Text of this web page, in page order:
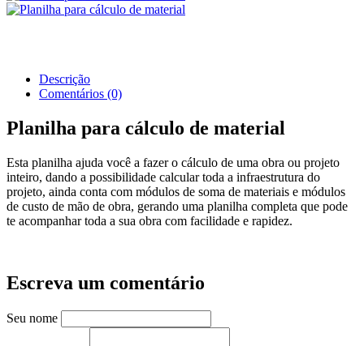
Descrição
Comentários (0)
Planilha para cálculo de material
Esta planilha ajuda você a fazer o cálculo de uma obra ou projeto
inteiro, dando a possibilidade calcular toda a infraestrutura do
projeto, ainda conta com módulos de soma de materiais e módulos
de custo de mão de obra, gerando uma planilha completa que pode
te acompanhar toda a sua obra com facilidade e rapidez.
Escreva um comentário
Seu nome